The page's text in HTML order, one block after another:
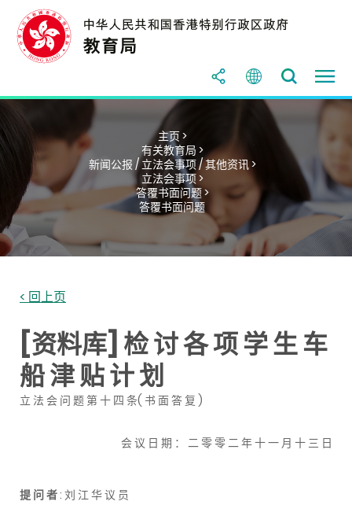
主页 >
有关教育局 >
新闻公报 / 立法会事项 / 其他资讯 >
立法会事项 >
答覆书面问题 >
答覆书面问题
< 回上页
[资料库] 检 讨 各 项 学 生 车
船 津 贴 计 划
立 法 会 问 题 第 十 四 条( 书 面 答 复 )
会 议 日 期 ： 二 零 零 二 年 十 一 月 十 三 日
提 问 者: 刘 江 华 议 员